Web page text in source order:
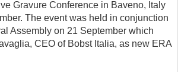
Gravure Conference in Baveno, Italy
The event was held in conjunction
Assembly on 21 September which
CEO of Bobst Italia, as new ERA